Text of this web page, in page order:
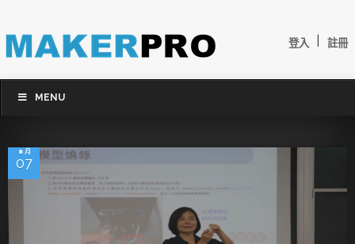
登入 註冊
MENU
8 月
07